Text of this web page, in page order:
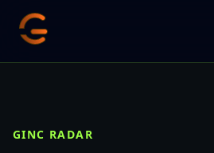
GINC RADAR